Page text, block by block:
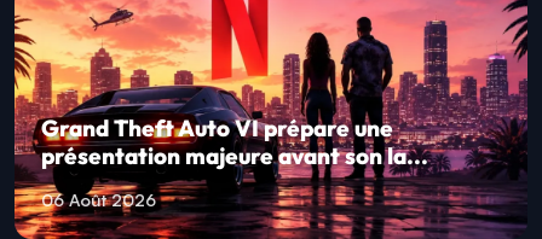
Grand Theft Auto VI prépare une
présentation majeure avant son la...
06 Août 2026